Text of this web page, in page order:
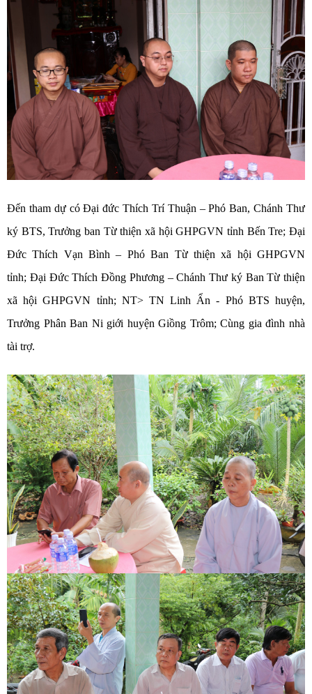
Đến tham dự có Đại đức Thích Trí Thuận – Phó Ban, Chánh Thư
ký BTS, Trưởng ban Từ thiện xã hội GHPGVN tỉnh Bến Tre; Đại
Đức Thích Vạn Bình – Phó Ban Từ thiện xã hội GHPGVN
tỉnh; Đại Đức Thích Đồng Phương – Chánh Thư ký Ban Từ thiện
xã hội GHPGVN tỉnh; NT> TN Linh Ẩn - Phó BTS huyện,
Trưởng Phân Ban Ni giới huyện Giồng Trôm; Cùng gia đình nhà
tài trợ.